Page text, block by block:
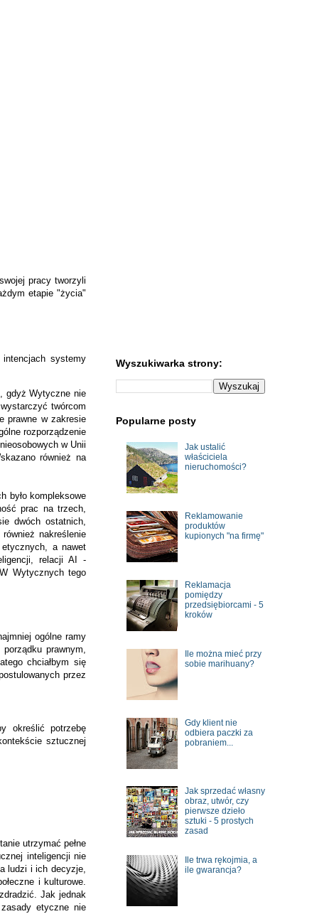
pracy tworzyli
etapie "życia"
systemy
gdyż Wytyczne nie
twórcom
prawne w zakresie
rozporządzenie
w Unii
również na
było kompleksowe
prac na trzech,
dwóch ostatnich,
nakreślenie
a nawet
relacji AI -
Wytycznych tego
ogólne ramy
prawnym,
chciałbym się
przez
określić potrzebę
sztucznej
utrzymać pełne
inteligencji nie
ludzi i ich decyzje,
i kulturowe.
Jak jednak
etyczne nie
Wyszukiwarka strony:
Popularne posty
Jak ustalić
właściciela
nieruchomości?
Reklamowanie
produktów
kupionych "na firmę"
Reklamacja
pomiędzy
przedsiębiorcami - 5
kroków
Ile można mieć przy
sobie marihuany?
Gdy klient nie
odbiera paczki za
pobraniem...
Jak sprzedać własny
obraz, utwór, czy
pierwsze dzieło
sztuki - 5 prostych
zasad
Ile trwa rękojmia, a
ile gwarancja?